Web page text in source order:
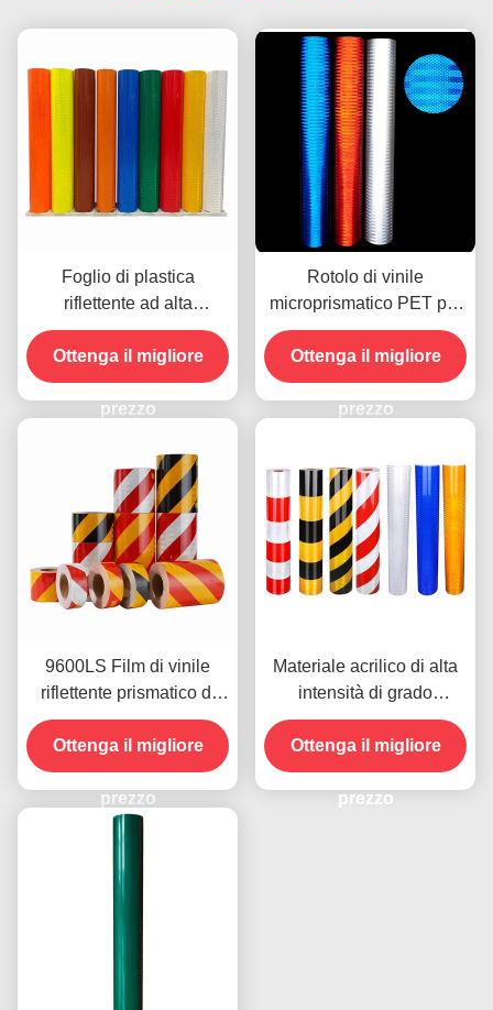
Foglio di plastica
riflettente ad alta
luminosità foglio di vinile
riflettente EGP prismatico
Ottenga il migliore
prezzo
Rotolo di vinile
microprismatico PET per
segnaletica stradale
riflettente
Ottenga il migliore
prezzo
9600LS Film di vinile
riflettente prismatico di
alta intensità
Ottenga il migliore
prezzo
Materiale acrilico di alta
intensità di grado
riflettente film a striscia
inclinata 9300 per adesivi
per veicoli
Ottenga il migliore
prezzo